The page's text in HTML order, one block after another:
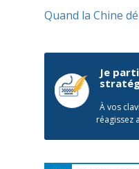
Quand la Chine
Je
À vos
réagissez